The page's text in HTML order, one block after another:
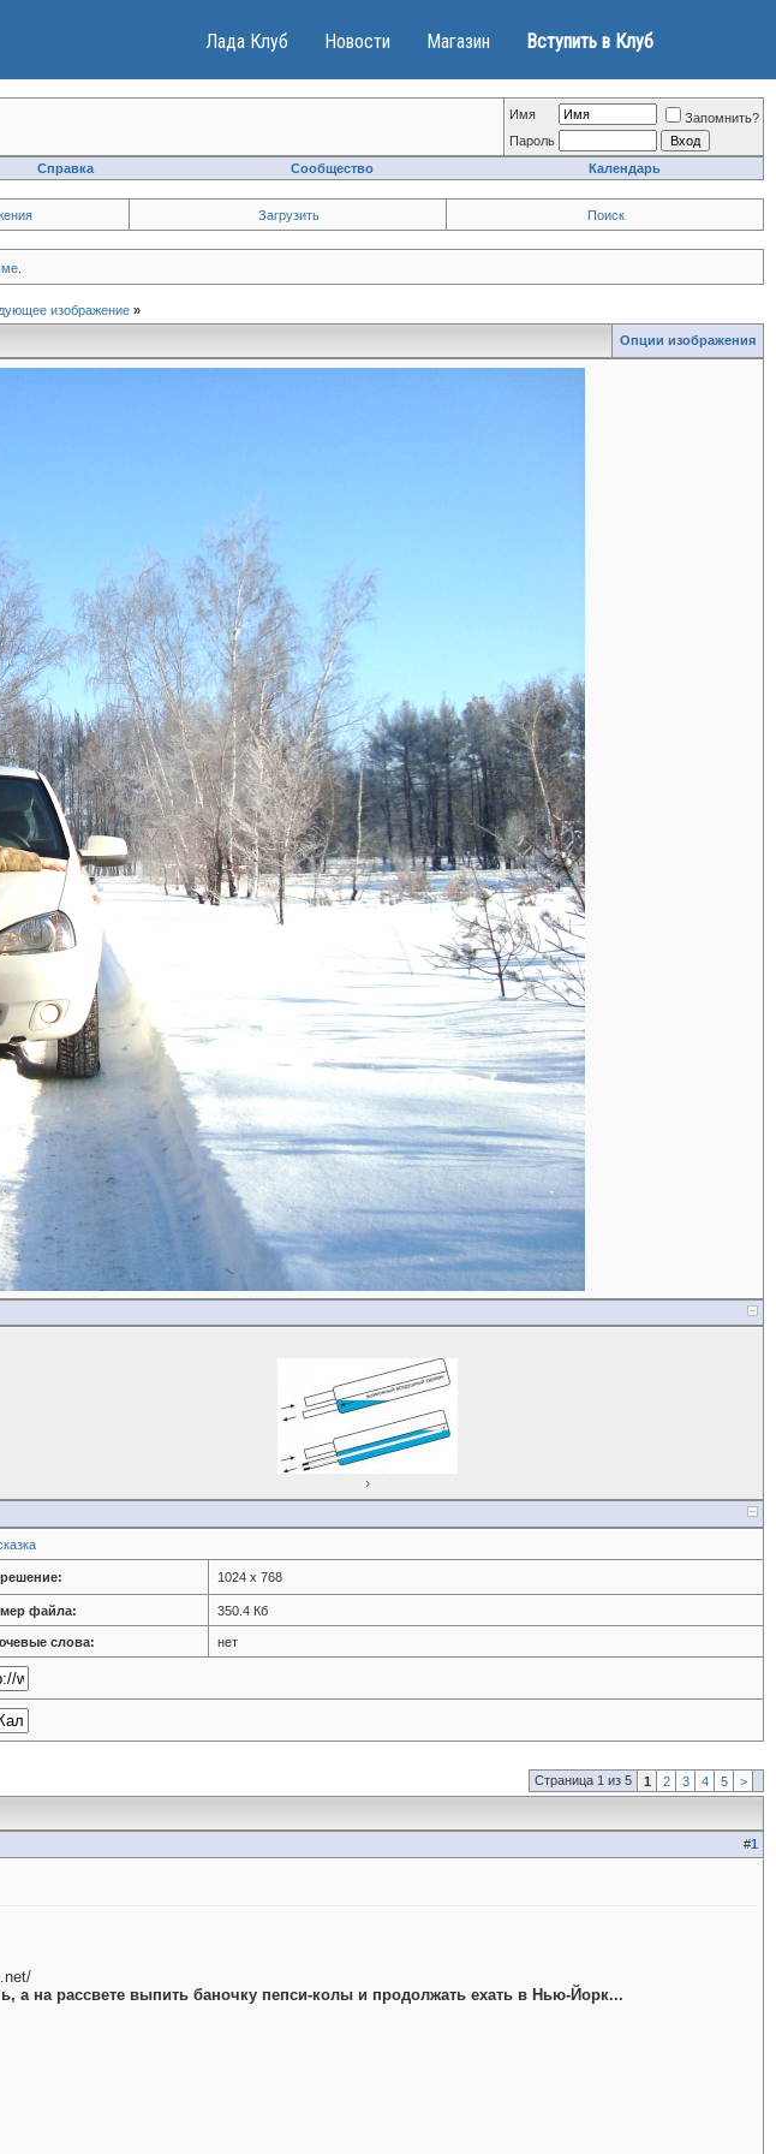
Лада Клуб Новости Магазин Вступить в Клуб
Имя
Запомнить?
Пароль
Справка Сообщество Календарь
Загрузить Поиск
изображение »
Опции изображения
›
1024 x 768
файла: 350.4 Кб
слова: нет
Страница 1 из 5 1 2 3 4 5 >
#1
а на рассвете выпить баночку пепси-колы и продолжать ехать в Нью-Йорк...